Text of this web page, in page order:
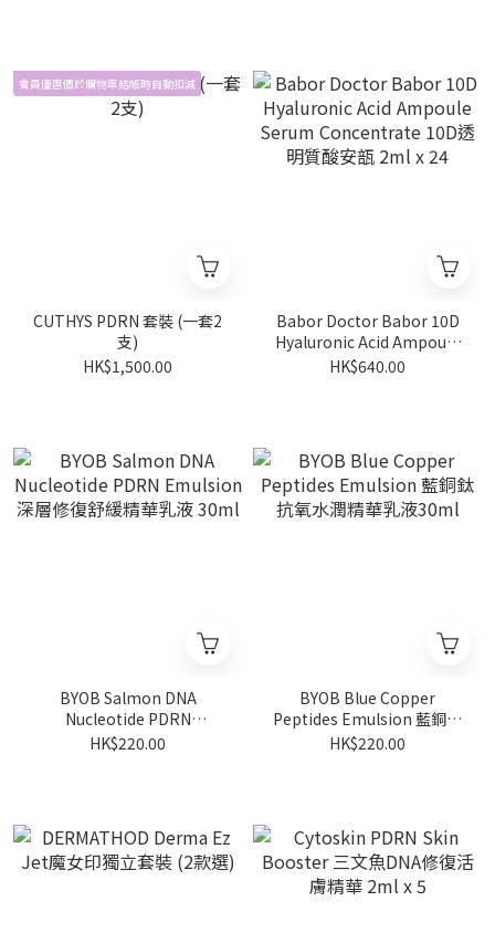
會員優惠價於購物車結帳時自動扣減
CUTHYS PDRN 套裝 (一套2
支)
HK$1,500.00
Babor Doctor Babor 10D
Hyaluronic Acid Ampoule
Serum Concentrate 10D透
HK$640.00
BYOB Salmon DNA
Nucleotide PDRN
Emulsion 深層修復舒緩精
HK$220.00
BYOB Blue Copper
Peptides Emulsion 藍銅鈦
抗氧水潤精華乳液30ml
HK$220.00